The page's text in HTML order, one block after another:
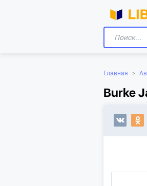
Главная >
Burke